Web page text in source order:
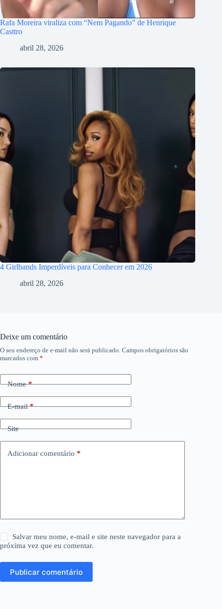
Rafa Moreira viraliza com “Nem Pagando” de Henrique
Casttro
abril 28, 2026
4 Girlbands Imperdíveis para Conhecer em 2026
abril 28, 2026
Deixe um comentário
O seu endereço de e-mail não será publicado. Campos obrigatórios são
marcados com *
Nome*
E-mail*
Site
Adicionar comentário *
Salvar meu nome, e-mail e site neste navegador para a
próxima vez que eu comentar.
Publicar comentário